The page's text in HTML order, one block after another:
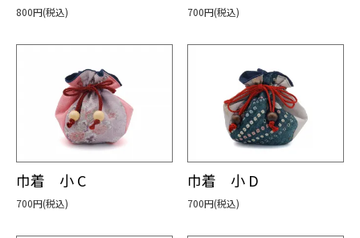
800円(税込) 700円(税込)
巾着 小 C
700円(税込)
巾着 小 D
700円(税込)